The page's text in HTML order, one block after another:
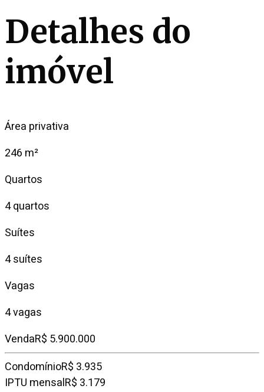
Detalhes do
imóvel
Área privativa
246 m²
Quartos
4 quartos
Suítes
4 suítes
Vagas
4 vagas
VendaR$ 5.900.000
CondomínioR$ 3.935
IPTU mensalR$ 3.179